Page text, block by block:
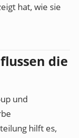
hat, wie sie
die
und
hilft es,